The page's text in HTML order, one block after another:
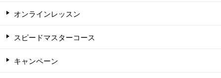
オンラインレッスン
スピードマスターコース
キャンペーン